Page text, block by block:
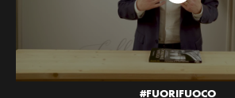
#FUORIFUOCO